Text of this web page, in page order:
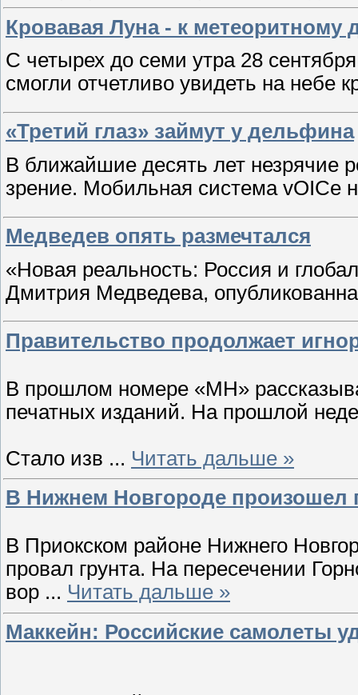
Кровавая Луна - к метеоритному
С четырех до семи утра 28
смогли отчетливо увидеть на небе
«Третий глаз» займут у дельфина
В ближайшие десять лет незрячие
зрение. Мобильная система vOICe
Медведев опять размечтался
«Новая реальность: Россия и
Дмитрия Медведева,
Правительство продолжает
В прошлом номере «МН»
печатных изданий. На прошлой
Стало изв ... Читать дальше »
В Нижнем Новгороде произошел
В Приокском районе Нижнего
провал грунта. На пересечении
вор ... Читать дальше »
Маккейн: Российские самолеты